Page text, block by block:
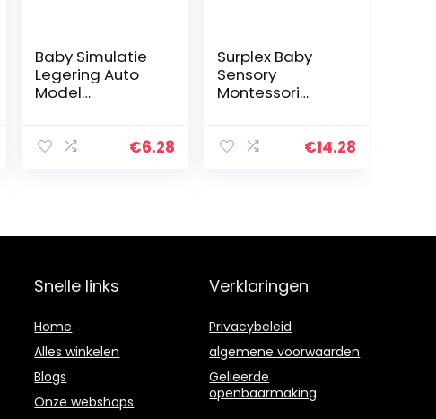
Baby Simulatie
Legering Auto
Model
Multifunctionele
€6.28
Surplex Baby
Sensory
Montessori
sensorisch
€14.28
Snelle links
Home
Alles winkelen
Blogs
Onze webshops
Verklaringen
Privacybeleid
algemene voorwaarden
Gelieerde
openbaarmaking